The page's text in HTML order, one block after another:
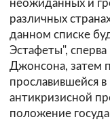
неожиданных и
различных
данном списке
Эстафеты",
Джонсона, затем
прославившейся
антикризисной
положение